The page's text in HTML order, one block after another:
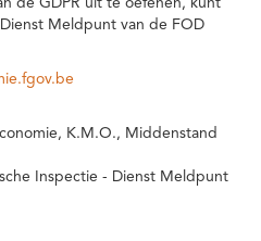
de GDPR uit te oefenen, kunt
Meldpunt van de FOD
K.M.O., Middenstand
Inspectie - Dienst Meldpunt